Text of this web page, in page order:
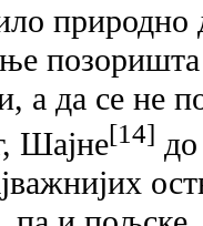
природно
a да се не
Шајне[14]